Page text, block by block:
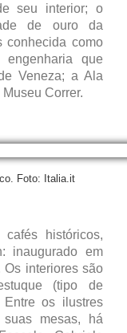
seu interior; o
de ouro da
conhecida como
que
Veneza; a Ala
Correr.
Foto: Italia.it
históricos,
inaugurado em
interiores são
(tipo de
os ilustres
mesas, há